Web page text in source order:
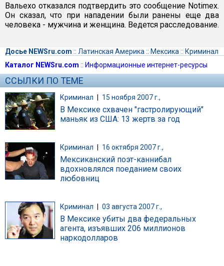
Вальехо отказался подтвердить это сообщение Notimex.
Он сказал, что при нападении были ранены еще два
человека - мужчина и женщина. Ведется расследование.
Досье NEWSru.com :: Латинская Америка :: Мексика :: Криминал
Каталог NEWSru.com :: Информационные интернет-ресурсы
ССЫЛКИ ПО ТЕМЕ
Криминал | 15 ноября 2007 г.,
В Мексике схвачен "гастролирующий"
маньяк из США: 13 жертв за год
Криминал 16 октября 2007 г.,
Мексиканский поэт-каннибал
вдохновлялся поеданием своих
любовниц
Криминал 03 августа 2007 г.,
В Мексике убиты два федеральных
агента, изъявших 206 миллионов
наркодолларов